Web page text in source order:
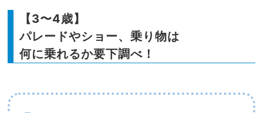
【3〜4歳】
パレードやショー、乗り物は
何に乗れるか要下調べ！